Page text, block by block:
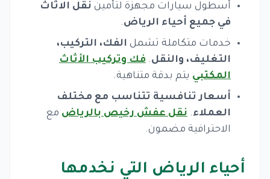
أسطول سيارات مجهزة لتأمين نقل الاثاث
في جميع أحياء الرياض.
خدمات متكاملة تشمل الفك، التركيب،
التغليف، والنقل. فك وتركيب الأثاث
المكتبي يتم بدقة متناهية.
أسعار تنافسية تتناسب مع مختلف
العملاء. نقل عفش رخيص بالرياض مع
الاحترافية مضمون.
أحياء الرياض التي نخدمها